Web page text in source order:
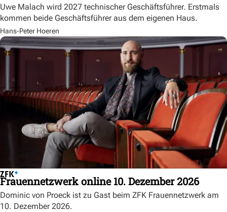
Uwe Malach wird 2027 technischer Geschäftsführer. Erstmals
kommen beide Geschäftsführer aus dem eigenen Haus.
Hans-Peter Hoeren
Frauennetzwerk online 10. Dezember 2026
Dominic von Proeck ist zu Gast beim ZFK Frauennetzwerk am
10. Dezember 2026.